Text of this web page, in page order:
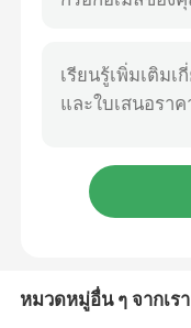
หมวดหมู่อื่น ๆ จากเรา